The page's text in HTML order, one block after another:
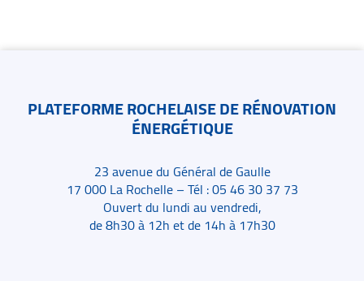
PLATEFORME ROCHELAISE DE RÉNOVATION
ÉNERGÉTIQUE
23 avenue du Général de Gaulle
17 000 La Rochelle – Tél : 05 46 30 37 73
Ouvert du lundi au vendredi,
de 8h30 à 12h et de 14h à 17h30